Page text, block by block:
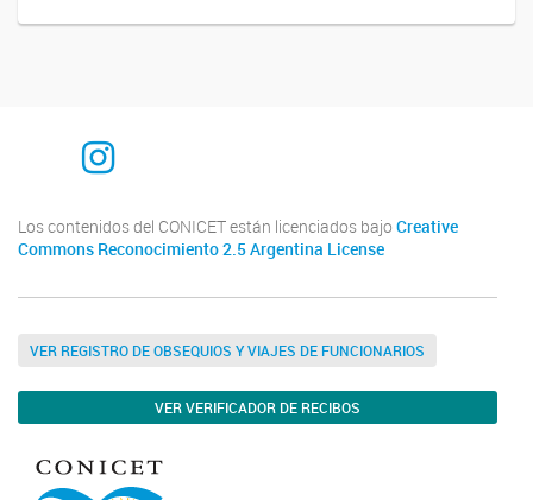
Instagram
Los contenidos del CONICET están licenciados bajo Creative
Commons Reconocimiento 2.5 Argentina License
VER REGISTRO DE OBSEQUIOS Y VIAJES DE FUNCIONARIOS
VER VERIFICADOR DE RECIBOS